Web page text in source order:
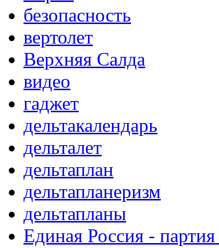
безопасность
вертолет
Верхняя Салда
видео
гаджет
дельтакалендарь
дельталет
дельтаплан
дельтапланеризм
дельтапланы
Единая Россия -